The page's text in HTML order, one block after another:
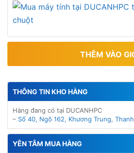
THÊM VÀO
THÔNG TIN KHO HÀNG
Hàng đang có tại DUCANHPC
– Số 40, Ngõ 162, Khương Trung,
YÊN TÂM MUA HÀNG